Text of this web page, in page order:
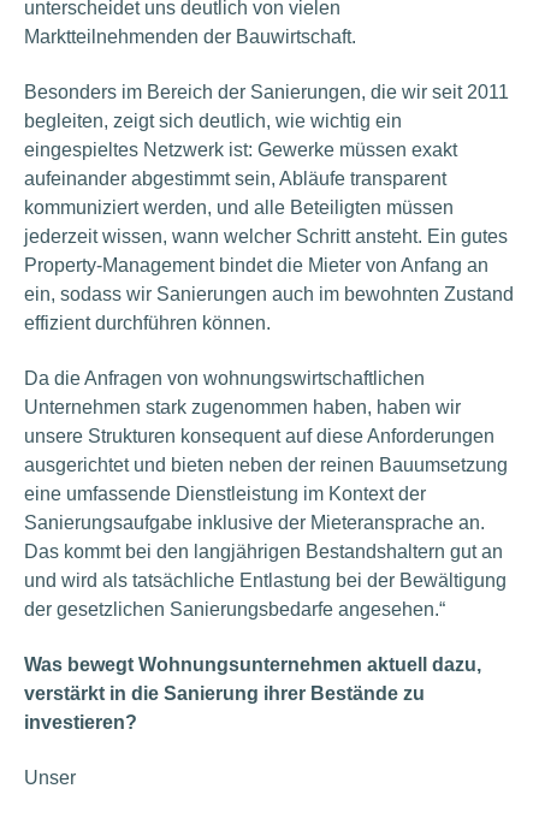
unterscheidet uns deutlich von vielen
Marktteilnehmenden der Bauwirtschaft.
Besonders im Bereich der Sanierungen, die wir seit 2011
begleiten, zeigt sich deutlich, wie wichtig ein
eingespieltes Netzwerk ist: Gewerke müssen exakt
aufeinander abgestimmt sein, Abläufe transparent
kommuniziert werden, und alle Beteiligten müssen
jederzeit wissen, wann welcher Schritt ansteht. Ein gutes
Property-Management bindet die Mieter von Anfang an
ein, sodass wir Sanierungen auch im bewohnten Zustand
effizient durchführen können.
Da die Anfragen von wohnungswirtschaftlichen
Unternehmen stark zugenommen haben, haben wir
unsere Strukturen konsequent auf diese Anforderungen
ausgerichtet und bieten neben der reinen Bauumsetzung
eine umfassende Dienstleistung im Kontext der
Sanierungsaufgabe inklusive der Mieteransprache an.
Das kommt bei den langjährigen Bestandshaltern gut an
und wird als tatsächliche Entlastung bei der Bewältigung
der gesetzlichen Sanierungsbedarfe angesehen.“
Was bewegt Wohnungsunternehmen aktuell dazu,
verstärkt in die Sanierung ihrer Bestände zu
investieren?
Unser